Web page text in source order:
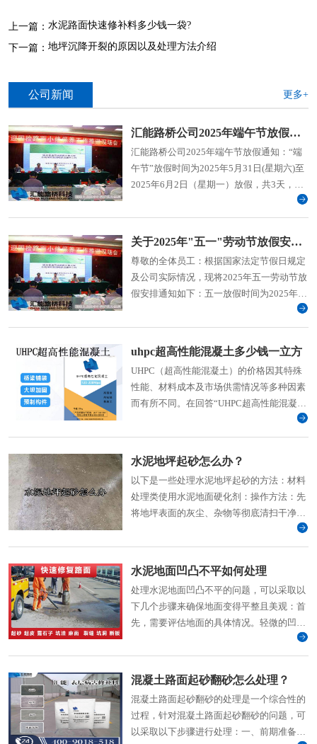
上一篇： 水泥路面快速修补料多少钱一袋?
下一篇： 地坪沉降开裂的原因以及处理方法介绍
公司新闻 更多+
汇能路桥公司2025年端午节放假通知
汇能路桥公司2025年端午节放假通知：“端
午节”放假时间为2025年5月31日(星期六)至
2025年6月2日（星期一）放假，共3天，
关于2025年"五一"劳动节放假安排的通知
尊敬的全体员工：根据国家法定节假日规定
及公司实际情况，现将2025年五一劳动节放
假安排通知如下：五一放假时间为2025年5
月1日(星期四)至5日（星期一）放假共5天，
2025年5月6日(周二)上班。
uhpc超高性能混凝土多少钱一立方
UHPC（超高性能混凝土）的价格因其特殊
性能、材料成本及市场供需情况等多种因素
而有所不同。在回答“UHPC超高性能混凝土
水泥地坪起砂怎么办？
以下是一些处理水泥地坪起砂的方法：材料
处理类使用水泥地面硬化剂：操作方法：先
将地坪表面的灰尘、杂物等彻底清扫干净，
水泥地面凹凸不平如何处理
处理水泥地面凹凸不平的问题，可以采取以
下几个步骤来确保地面变得平整且美观：首
先，需要评估地面的具体情况。轻微的凹凸
不平可以通过打磨或刮涂修补材料来解决；
混凝土路面起砂翻砂怎么处理？
混凝土路面起砂翻砂的处理是一个综合性的
过程，针对混凝土路面起砂翻砂的问题，可
以采取以下步骤进行处理：一、前期准备与